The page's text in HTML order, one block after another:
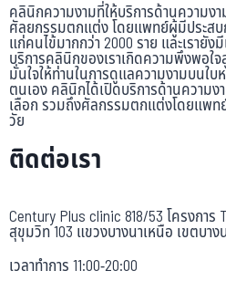
คลินิกความงามที่ให้บริการด้านความง
ศัลยกรรมตกแต่ง โดยแพทย์ผู้มีประส
แก่คนไข้มากกว่า 2000 ราย และเรายัง
บริการคลินิกของเราเกิดความพึงพอใ
มั่นใจให้ท่านในการดูแลความงามบนใ
ตนเอง คลินิกได้เปิดบริการด้านความ
เลือก รวมถึงศัลกรรมตกแต่งโดยแพท
วัย
ติดต่อเรา
Century Plus clinic 818/53 โครงกา
สุขุมวิท 103 แขวงบางนาเหนือ เขตบา
เวลาทำการ 11:00-20:00